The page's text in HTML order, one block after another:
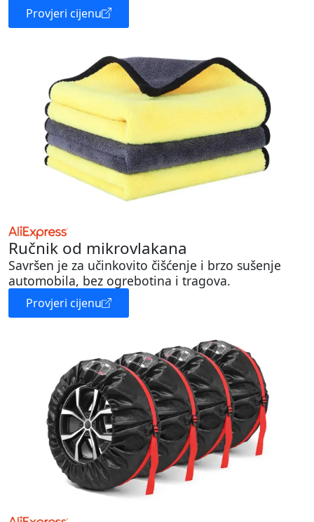
Provjeri cijenu
Ručnik od mikrovlakana
Savršen je za učinkovito čišćenje i brzo sušenje
automobila, bez ogrebotina i tragova.
Provjeri cijenu